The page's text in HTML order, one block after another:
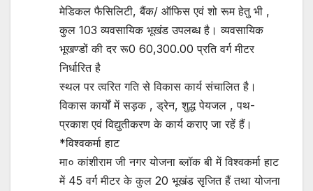
मेडिकल फैसिलिटी, बैंक/ ऑफिस एवं शो रूम हेतु भी ,
कुल 103 व्यवसायिक भूखंड उपलब्ध है। व्यवसायिक
भूखण्डों की दर रू0 60,300.00 प्रति वर्ग मीटर
निर्धारित है
स्थल पर त्वरित गति से विकास कार्य संचालित है।
विकास कार्यों में सड़क , ड्रेन, शुद्ध पेयजल , पथ-
प्रकाश एवं विद्युतीकरण के कार्य कराए जा रहें हैं।
*विश्वकर्मा हाट
मा० कांशीराम जी नगर योजना ब्लॉक बी में विश्वकर्मा हाट
में 45 वर्ग मीटर के कुल 20 भूखंड सृजित हैं तथा योजना